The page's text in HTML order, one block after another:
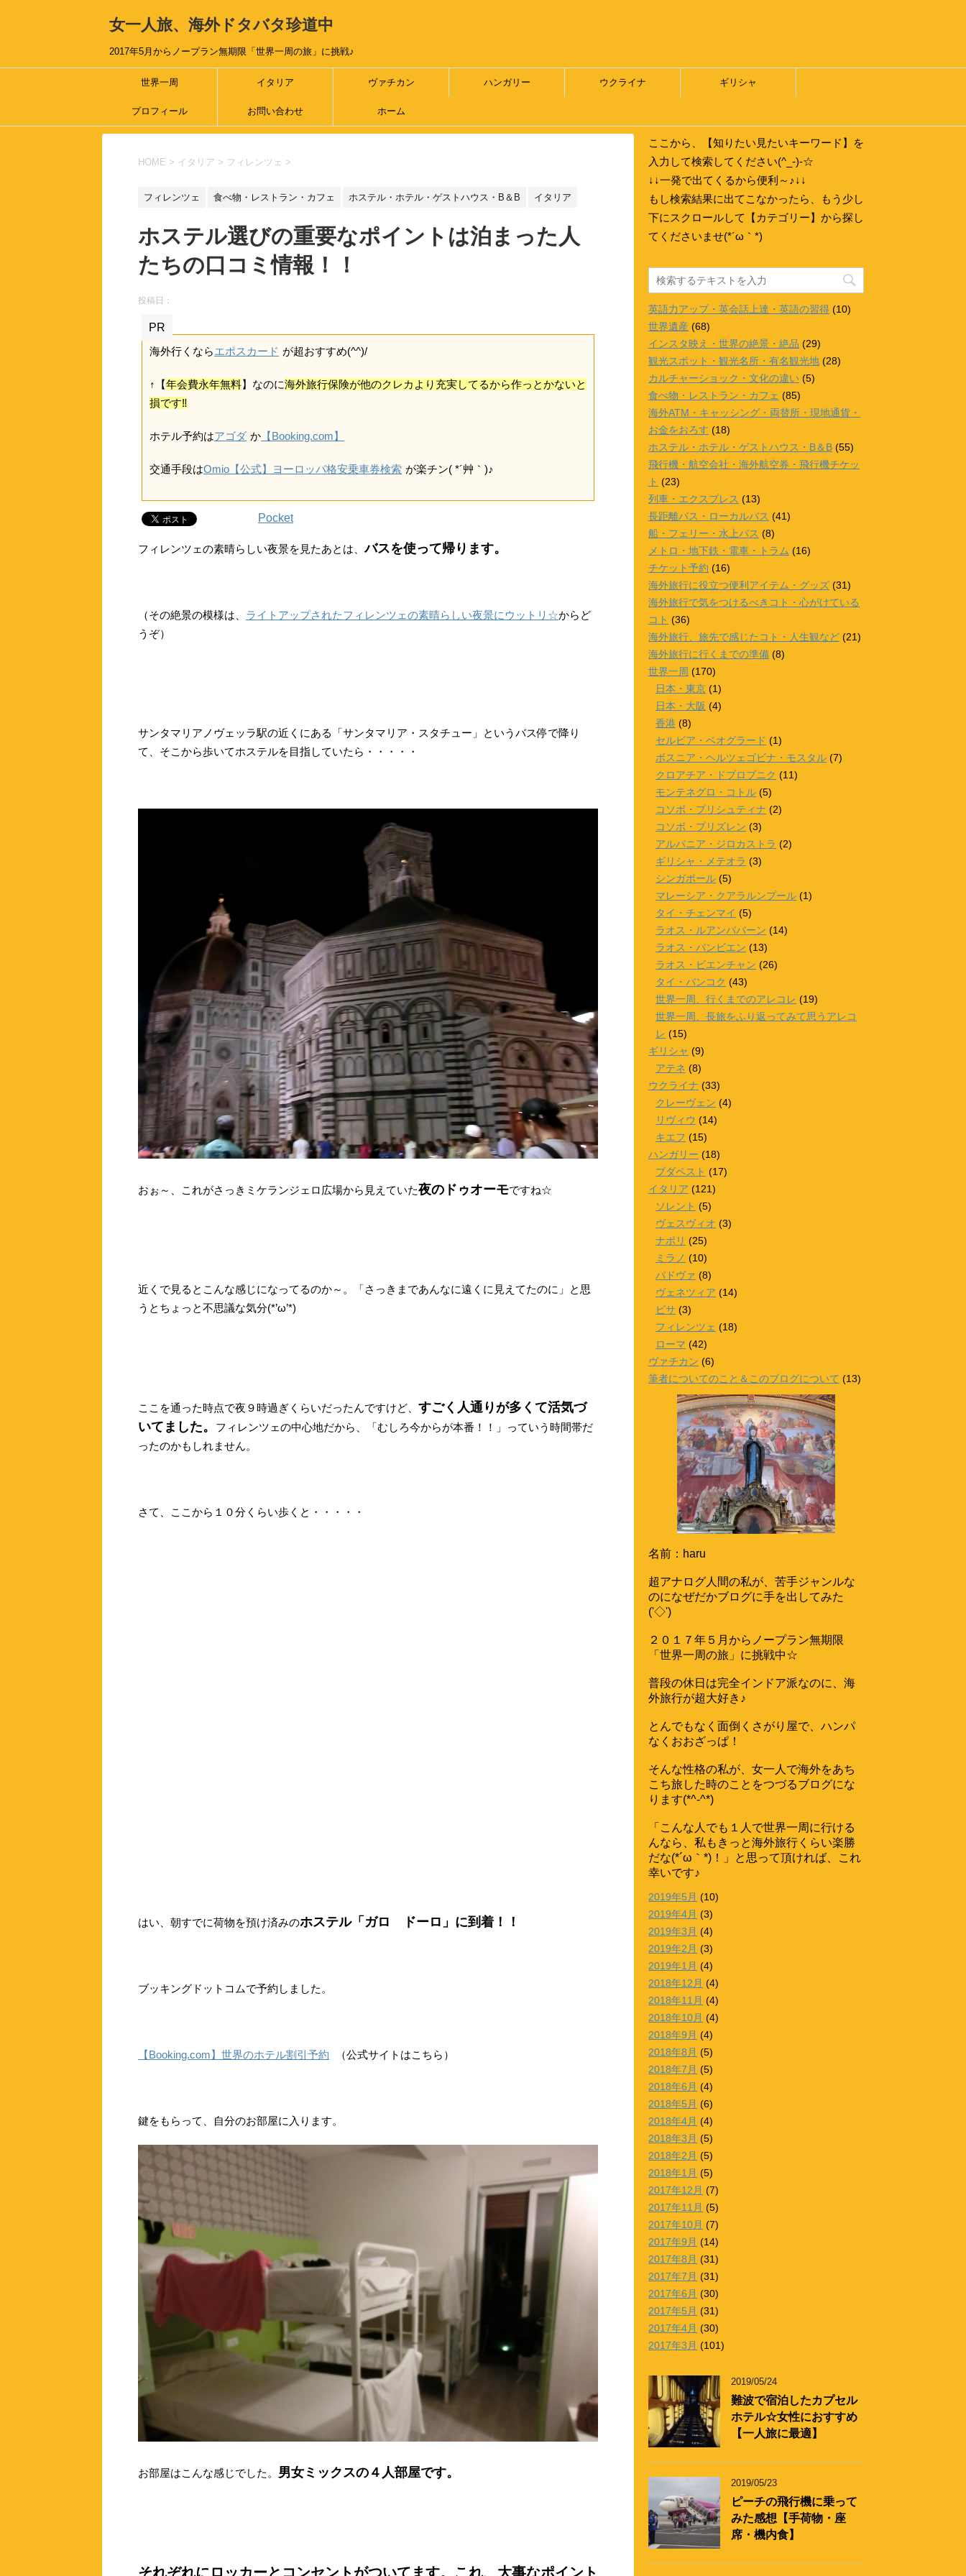
女一人旅、海外ドタバタ珍道中
2017年5月からノープラン無期限「世界一周の旅」に挑戦♪
世界一周 イタリア ヴァチカン ハンガリー ウクライナ ギリシャ
プロフィール お問い合わせ ホーム
HOME > イタリア > フィレンツェ >
フィレンツェ 食べ物・レストラン・カフェ ホステル・ホテル・ゲストハウス・B＆B イタリア
ホステル選びの重要なポイントは泊まった人
たちの口コミ情報！！
投稿日：
PR
海外行くならエポスカード が超おすすめ(^^)/
↑【年会費永年無料】なのに海外旅行保険が他のクレカより充実してるから作っとかないと
損です‼
ホテル予約はアゴダ か 【Booking.com】
交通手段はOmio【公式】ヨーロッパ格安乗車券検索 が楽チン( *´艸｀)♪
Pocket
フィレンツェの素晴らしい夜景を見たあとは、バスを使って帰ります。
（その絶景の模様は、 ライトアップされたフィレンツェの素晴らしい夜景にウットリ☆からど
うぞ）
サンタマリアノヴェッラ駅の近くにある「サンタマリア・スタチュー」というバス停で降り
て、そこから歩いてホステルを目指していたら・・・・・
おぉ～、これがさっきミケランジェロ広場から見えていた夜のドゥオーモですね☆
近くで見るとこんな感じになってるのか～。「さっきまであんなに遠くに見えてたのに」と思
うとちょっと不思議な気分(*’ω’*)
ここを通った時点で夜９時過ぎくらいだったんですけど、 すごく人通りが多くて活気づ
いてました。
フィレンツェの中心地だから、「むしろ今からが本番！！」っていう時間帯だ
ったのかもしれません。
さて、ここから１０分くらい歩くと・・・・・
はい、朝すでに荷物を預け済みのホステル「ガロ ドーロ」に到着！！
ブッキングドットコムで予約しました。
【Booking.com】世界のホテル割引予約 （公式サイトはこちら）
鍵をもらって、自分のお部屋に入ります。
お部屋はこんな感じでした。 男女ミックスの４人部屋です。
それぞれにロッカーとコンセントがついてます。これ、大事なポイント
ここから、【知りたい見たいキーワード】を
入力して検索してください(^_-)-☆
↓↓一発で出てくるから便利～♪↓↓
もし検索結果に出てこなかったら、もう少し
下にスクロールして【カテゴリー】から探し
てくださいませ(*´ω｀*)
英語力アップ・英会話上達・英語の習得 (10)
世界遺産 (68)
インスタ映え・世界の絶景・絶品 (29)
観光スポット・観光名所・有名観光地 (28)
カルチャーショック・文化の違い (5)
食べ物・レストラン・カフェ (85)
海外ATM・キャッシング・両替所・現地通貨・
お金をおろす (18)
ホステル・ホテル・ゲストハウス・B＆B (55)
飛行機・航空会社・海外航空券・飛行機チケッ
ト (23)
列車・エクスプレス (13)
長距離バス・ローカルバス (41)
船・フェリー・水上バス (8)
メトロ・地下鉄・電車・トラム (16)
チケット予約 (16)
海外旅行に役立つ便利アイテム・グッズ (31)
海外旅行で気をつけるべきコト・心がけている
コト (36)
海外旅行、旅先で感じたコト・人生観など (21)
海外旅行に行くまでの準備 (8)
世界一周 (170)
日本・東京 (1)
日本・大阪 (4)
香港 (8)
セルビア・ベオグラード (1)
ボスニア・ヘルツェゴビナ・モスタル (7)
クロアチア・ドブロブニク (11)
モンテネグロ・コトル (5)
コソボ・プリシュティナ (2)
コソボ・プリズレン (3)
アルバニア・ジロカストラ (2)
ギリシャ・メテオラ (3)
シンガポール (5)
マレーシア・クアラルンプール (1)
タイ・チェンマイ (5)
ラオス・ルアンパバーン (14)
ラオス・バンビエン (13)
ラオス・ビエンチャン (26)
タイ・バンコク (43)
世界一周、行くまでのアレコレ (19)
世界一周、長旅をふり返ってみて思うアレコ
レ (15)
ギリシャ (9)
アテネ (8)
ウクライナ (33)
クレーヴェン (4)
リヴィウ (14)
キエフ (15)
ハンガリー (18)
ブダペスト (17)
イタリア (121)
ソレント (5)
ヴェスヴィオ (3)
ナポリ (25)
ミラノ (10)
パドヴァ (8)
ヴェネツィア (14)
ピサ (3)
フィレンツェ (18)
ローマ (42)
ヴァチカン (6)
筆者についてのこと＆このブログについて (13)
名前：haru
超アナログ人間の私が、苦手ジャンルな
のになぜだかブログに手を出してみた
('◇')ゞ
２０１７年５月からノープラン無期限
「世界一周の旅」に挑戦中☆
普段の休日は完全インドア派なのに、海
外旅行が超大好き♪
とんでもなく面倒くさがり屋で、ハンパ
なくおおざっぱ！
そんな性格の私が、女一人で海外をあち
こち旅した時のことをつづるブログにな
ります(*^-^*)
「こんな人でも１人で世界一周に行ける
んなら、私もきっと海外旅行くらい楽勝
だな(*´ω｀*)！」と思って頂ければ、これ
幸いです♪
2019年5月 (10)
2019年4月 (3)
2019年3月 (4)
2019年2月 (3)
2019年1月 (4)
2018年12月 (4)
2018年11月 (4)
2018年10月 (4)
2018年9月 (4)
2018年8月 (5)
2018年7月 (5)
2018年6月 (4)
2018年5月 (6)
2018年4月 (4)
2018年3月 (5)
2018年2月 (5)
2018年1月 (5)
2017年12月 (7)
2017年11月 (5)
2017年10月 (7)
2017年9月 (14)
2017年8月 (31)
2017年7月 (31)
2017年6月 (30)
2017年5月 (31)
2017年4月 (30)
2017年3月 (101)
2019/05/24
難波で宿泊したカプセル
ホテル☆女性におすすめ
【一人旅に最適】
2019/05/23
ピーチの飛行機に乗って
みた感想【手荷物・座
席・機内食】